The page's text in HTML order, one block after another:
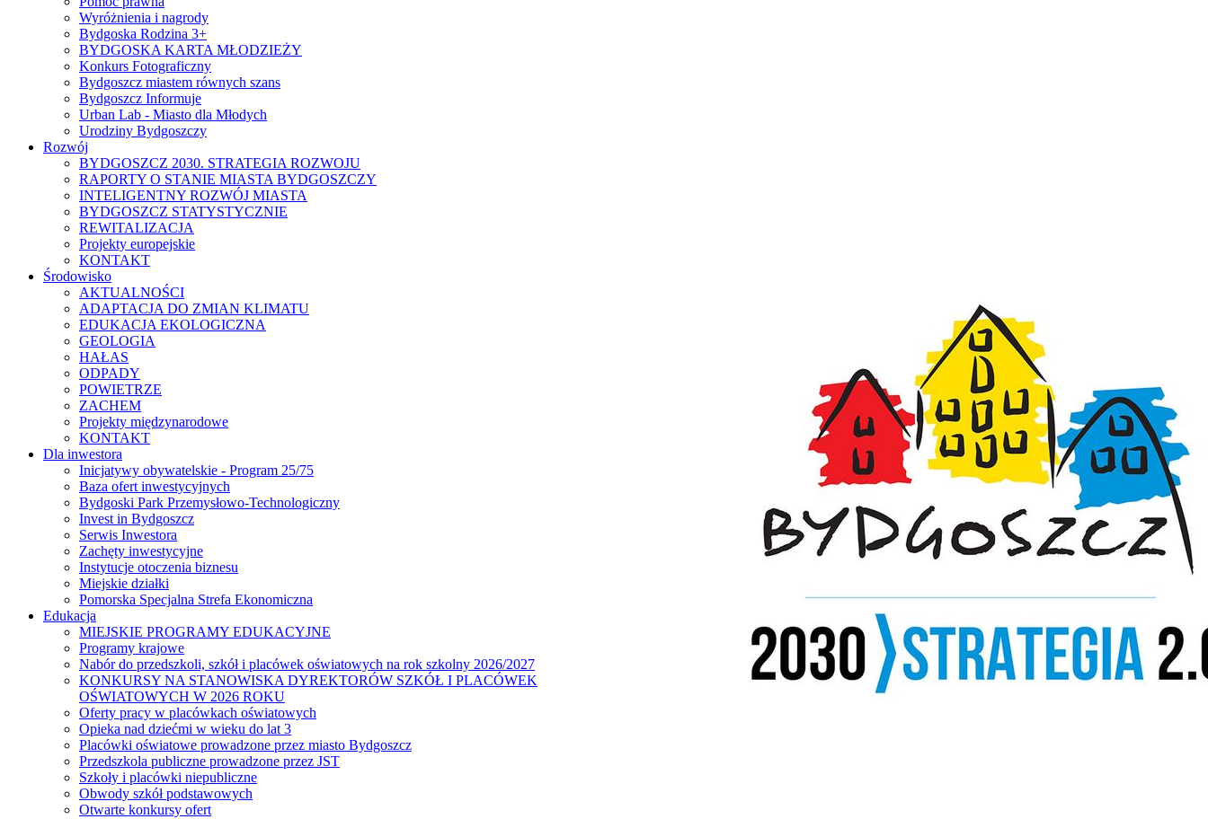
Wyróżnienia i nagrody
Bydgoska Rodzina 3+
BYDGOSKA KARTA MŁODZIEŻY
Konkurs Fotograficzny
Bydgoszcz miastem równych szans
Bydgoszcz Informuje
Urban Lab - Miasto dla Młodych
Urodziny Bydgoszczy
Rozwój
BYDGOSZCZ 2030. STRATEGIA ROZWOJU
RAPORTY O STANIE MIASTA BYDGOSZCZY
INTELIGENTNY ROZWÓJ MIASTA
BYDGOSZCZ STATYSTYCZNIE
REWITALIZACJA
Projekty europejskie
KONTAKT
Środowisko
AKTUALNOŚCI
ADAPTACJA DO ZMIAN KLIMATU
EDUKACJA EKOLOGICZNA
GEOLOGIA
HAŁAS
ODPADY
POWIETRZE
ZACHEM
Projekty międzynarodowe
KONTAKT
Dla inwestora
Inicjatywy obywatelskie - Program 25/75
Baza ofert inwestycyjnych
Bydgoski Park Przemysłowo-Technologiczny
Invest in Bydgoszcz
Serwis Inwestora
Zachęty inwestycyjne
Instytucje otoczenia biznesu
Miejskie działki
Pomorska Specjalna Strefa Ekonomiczna
Edukacja
MIEJSKIE PROGRAMY EDUKACYJNE
Programy krajowe
Nabór do przedszkoli, szkół i placówek oświatowych na rok szkolny 2026/2027
KONKURSY NA STANOWISKA DYREKTORÓW SZKÓŁ I PLACÓWEK
OŚWIATOWYCH W 2026 ROKU
Oferty pracy w placówkach oświatowych
Opieka nad dziećmi w wieku do lat 3
Placówki oświatowe prowadzone przez miasto Bydgoszcz
Przedszkola publiczne prowadzone przez JST
Szkoły i placówki niepubliczne
Obwody szkół podstawowych
Otwarte konkursy ofert